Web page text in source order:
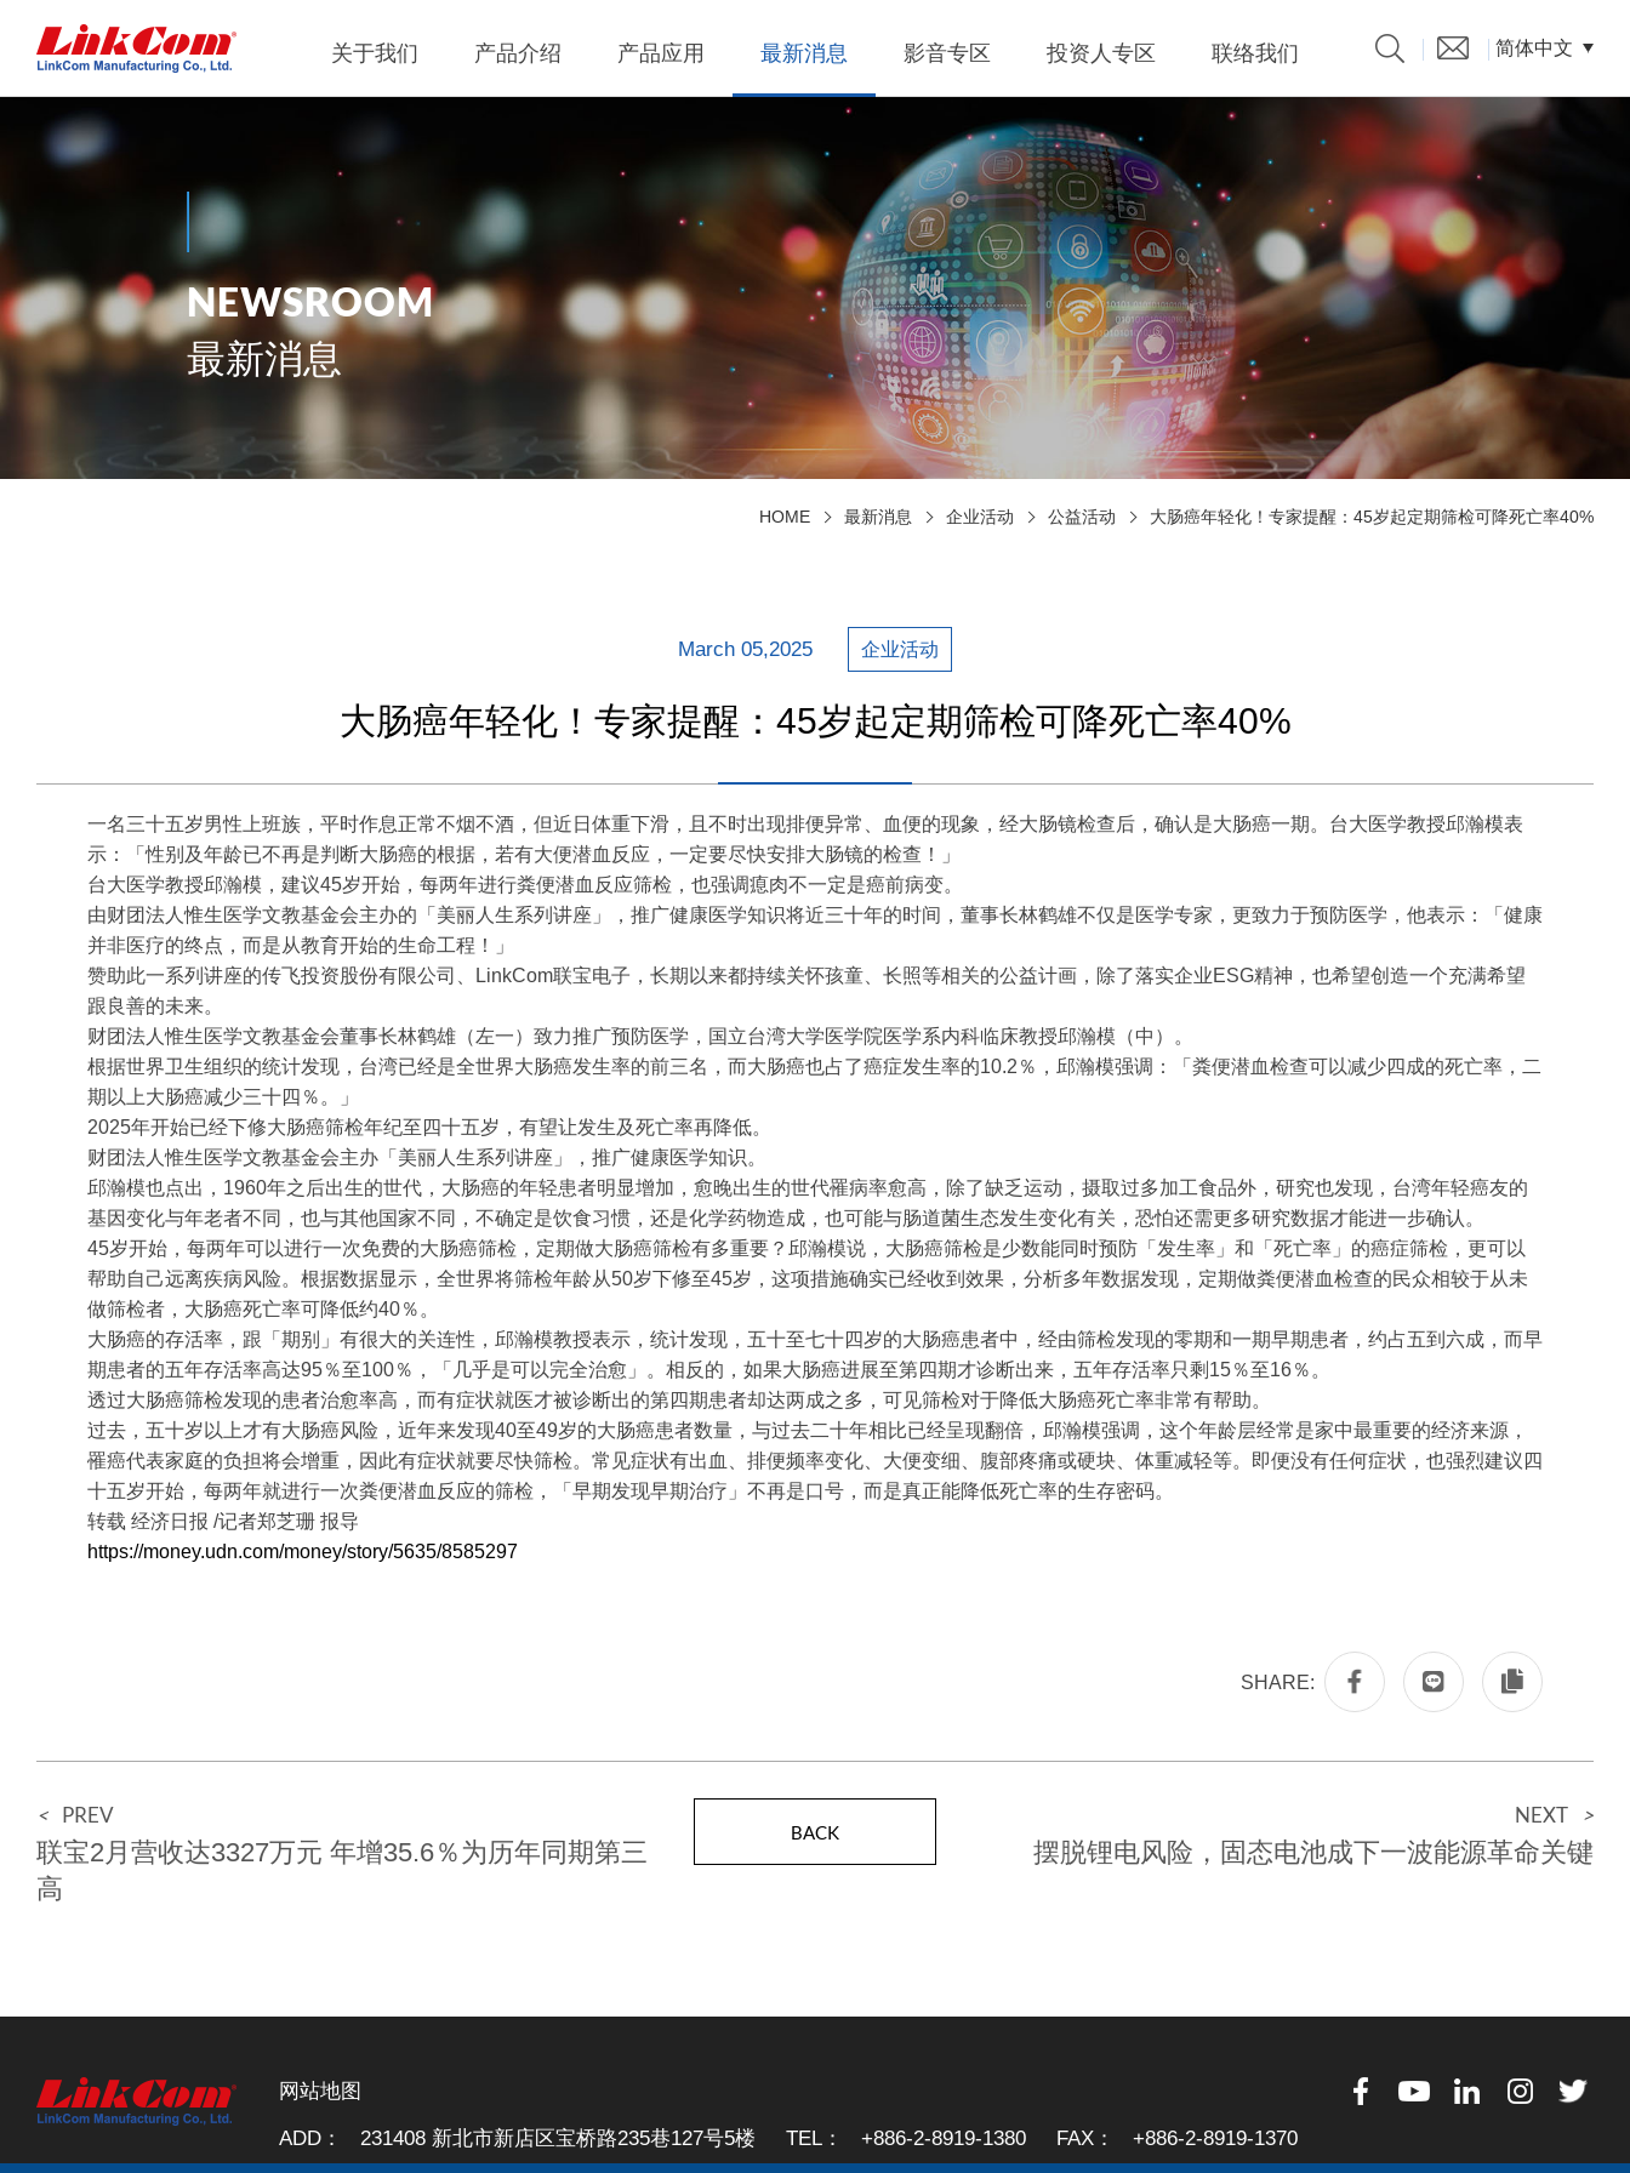
关于我们 产品介绍
网络变压器
电源磁性元件
电力綫通讯变压器
噪音抑制
電感
Qi2.0 无线充电成品
Qi1.x 无线充电成品
Qi2.2 TX 发射模组
Qi2.0 TX 发射模组
Qi1.x TX 發射模組
LED Driver
Meter
Wall Switch
交流-直流
低交流电压输入
产品型录
产品应用 最新消息 影音专区 投资人专区
公司治理
重要内规
内部稽核
獨立董事溝通情形
法说会
股价查询
历年股利分流
公司发言人、代理发言人
利害關係人關注議題、溝
通管道與回應情形
外部信箱(含利害關係人)的
執行溝通情形
联络我们 简体中文
NEWSROOM
最新消息
HOME 最新消息 企业活动 公益活动 大肠癌年轻化！专家提醒：45岁起定期筛检可降死亡率40%
March 05,2025 企业活动
大肠癌年轻化！专家提醒：45岁起定期筛检可降死亡率40%
一名三十五岁男性上班族，平时作息正常不烟不酒，但近日体重下滑，且不时出现排便异常、血便的现象，经大肠镜检查后，确认是大肠癌一期。台大医学教授邱瀚模表
示：「性别及年龄已不再是判断大肠癌的根据，若有大便潜血反应，一定要尽快安排大肠镜的检查！」
台大医学教授邱瀚模，建议45岁开始，每两年进行粪便潜血反应筛检，也强调瘜肉不一定是癌前病变。
由财团法人惟生医学文教基金会主办的「美丽人生系列讲座」，推广健康医学知识将近三十年的时间，董事长林鹤雄不仅是医学专家，更致力于预防医学，他表示：「健康
并非医疗的终点，而是从教育开始的生命工程！」
赞助此一系列讲座的传飞投资股份有限公司、LinkCom联宝电子，长期以来都持续关怀孩童、长照等相关的公益计画，除了落实企业ESG精神，也希望创造一个充满希望
跟良善的未来。
财团法人惟生医学文教基金会董事长林鹤雄（左一）致力推广预防医学，国立台湾大学医学院医学系内科临床教授邱瀚模（中）。
根据世界卫生组织的统计发现，台湾已经是全世界大肠癌发生率的前三名，而大肠癌也占了癌症发生率的10.2％，邱瀚模强调：「粪便潜血检查可以减少四成的死亡率，二
期以上大肠癌减少三十四％。」
2025年开始已经下修大肠癌筛检年纪至四十五岁，有望让发生及死亡率再降低。
财团法人惟生医学文教基金会主办「美丽人生系列讲座」，推广健康医学知识。
邱瀚模也点出，1960年之后出生的世代，大肠癌的年轻患者明显增加，愈晚出生的世代罹病率愈高，除了缺乏运动，摄取过多加工食品外，研究也发现，台湾年轻癌友的
基因变化与年老者不同，也与其他国家不同，不确定是饮食习惯，还是化学药物造成，也可能与肠道菌生态发生变化有关，恐怕还需更多研究数据才能进一步确认。
45岁开始，每两年可以进行一次免费的大肠癌筛检，定期做大肠癌筛检有多重要？邱瀚模说，大肠癌筛检是少数能同时预防「发生率」和「死亡率」的癌症筛检，更可以
帮助自己远离疾病风险。根据数据显示，全世界将筛检年龄从50岁下修至45岁，这项措施确实已经收到效果，分析多年数据发现，定期做粪便潜血检查的民众相较于从未
做筛检者，大肠癌死亡率可降低约40％。
大肠癌的存活率，跟「期别」有很大的关连性，邱瀚模教授表示，统计发现，五十至七十四岁的大肠癌患者中，经由筛检发现的零期和一期早期患者，约占五到六成，而早
期患者的五年存活率高达95％至100％，「几乎是可以完全治愈」。相反的，如果大肠癌进展至第四期才诊断出来，五年存活率只剩15％至16％。
透过大肠癌筛检发现的患者治愈率高，而有症状就医才被诊断出的第四期患者却达两成之多，可见筛检对于降低大肠癌死亡率非常有帮助。
过去，五十岁以上才有大肠癌风险，近年来发现40至49岁的大肠癌患者数量，与过去二十年相比已经呈现翻倍，邱瀚模强调，这个年龄层经常是家中最重要的经济来源，
罹癌代表家庭的负担将会增重，因此有症状就要尽快筛检。常见症状有出血、排便频率变化、大便变细、腹部疼痛或硬块、体重减轻等。即便没有任何症状，也强烈建议四
十五岁开始，每两年就进行一次粪便潜血反应的筛检，「早期发现早期治疗」不再是口号，而是真正能降低死亡率的生存密码。
转载 经济日报 /记者郑芝珊 报导
https://money.udn.com/money/story/5635/8585297
SHARE:
< PREV
联宝2月营收达3327万元 年增35.6％为历年同期第三
高
NEXT >
摆脱锂电风险，固态电池成下一波能源革命关键
BACK
网站地图
ADD： 231408 新北市新店区宝桥路235巷127号5楼 TEL： +886-2-8919-1380 FAX： +886-2-8919-1370